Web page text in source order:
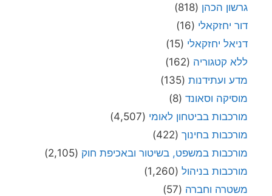
גרשון הכהן (818)
דור יחזקאלי (16)
דניאל יחזקאלי (15)
ללא קטגוריה (162)
מדע ועתידנות (135)
מוסיקה וסאונד (8)
מורכבות בביטחון לאומי (4,507)
מורכבות בחינוך (422)
מורכבות במשפט, בשיטור ובאכיפת חוק (2,105)
מורכבות בניהול (1,260)
משטרה וחברה (57)